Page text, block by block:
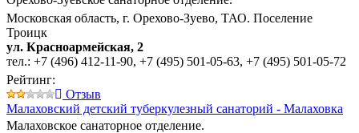
Московская область, г. Орехово-Зуево, ТАО. Поселение
Троицк
ул. Красноармейская, 2
тел.: +7 (496) 412-11-90, +7 (495) 501-05-63, +7 (495) 501-05-72
Рейтинг:
Отзыв
Малаховский детский туберкулезный санаторий - Малаховка
Малаховское санаторное отделение.